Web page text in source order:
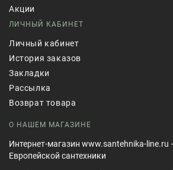
Акции
ЛИЧНЫЙ КАБИНЕТ
Личный кабинет
История заказов
Закладки
Рассылка
Возврат товара
О НАШЕМ МАГАЗИНЕ
Интернет-магазин www.santehnika-
Европейской сантехники